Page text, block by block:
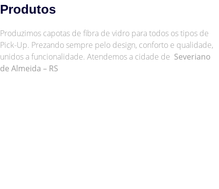
Produtos
Produzimos capotas de fibra de vidro para todos os tipos de
Pick-Up. Prezando sempre pelo design, conforto e qualidade,
unidos a funcionalidade. Atendemos a cidade de Severiano
de Almeida – RS